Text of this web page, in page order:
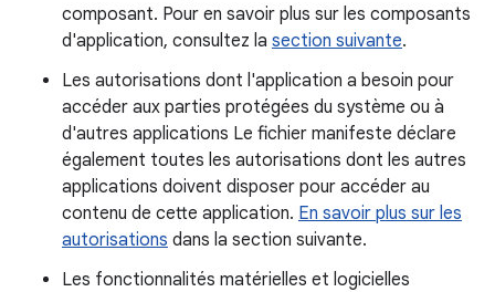
composant. Pour en savoir plus sur les composants
d'application, consultez la section suivante.
Les autorisations dont l'application a besoin pour
accéder aux parties protégées du système ou à
d'autres applications Le fichier manifeste déclare
également toutes les autorisations dont les autres
applications doivent disposer pour accéder au
contenu de cette application. En savoir plus sur les
autorisations dans la section suivante.
Les fonctionnalités matérielles et logicielles